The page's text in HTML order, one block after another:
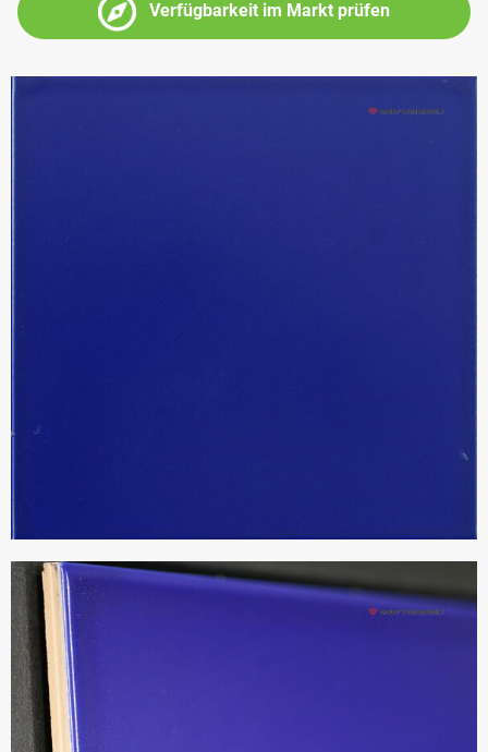
Verfügbarkeit im Markt prüfen